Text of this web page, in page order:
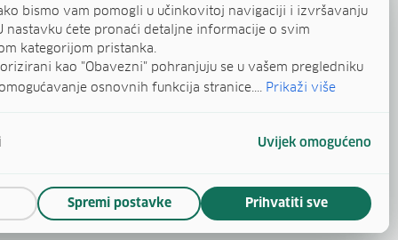
bismo vam pomogli u učinkovitoj navigaciji i izvršavanju
nastavku ćete pronaći detaljne informacije o svim
kategorijom pristanka.
kao "Obavezni" pohranjuju se u vašem pregledniku
osnovnih funkcija stranice.... Prikaži više
Uvijek omogućeno
Spremi postavke Prihvatiti sve